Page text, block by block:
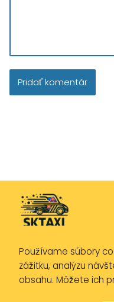
Zásady ochrany
Zásady používania
Používame súbory
zážitku, analýzu
obsahu. Môžete ich